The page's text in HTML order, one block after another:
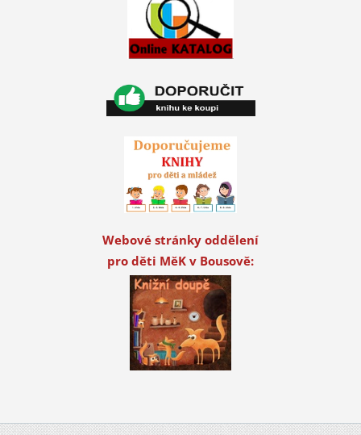
Webové stránky oddělení
pro děti MěK v Bousově: